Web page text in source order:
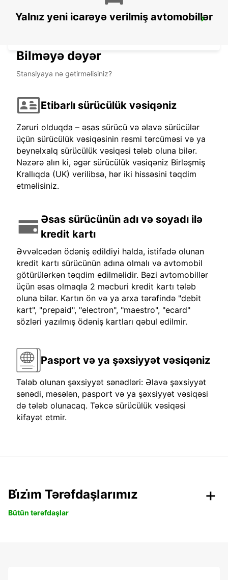
MELBOURNE BLACKBURN
Yalnız yeni icarəyə verilmiş avtomobillər
Bilməyə dəyər
Stansiyaya nə gətirməlisiniz?
Etibarlı sürücülük vəsiqəniz
Zəruri olduqda – əsas sürücü və əlavə sürücülər
üçün sürücülük vəsiqəsinin rəsmi tərcüməsi və ya
beynəlxalq sürücülük vəsiqəsi tələb oluna bilər.
Nəzərə alın ki, əgər sürücülük vəsiqəniz Birləşmiş
Krallıqda (UK) verilibsə, hər iki hissəsini təqdim
etməlisiniz.
Əsas sürücünün adı və soyadı ilə
kredit kartı
Əvvəlcədən ödəniş edildiyi halda, istifadə olunan
kredit kartı sürücünün adına olmalı və avtomobil
götürülərkən təqdim edilməlidir. Bəzi avtomobillər
üçün əsas olmaqla 2 məcburi kredit kartı tələb
oluna bilər. Kartın ön və ya arxa tərəfində "debit
kart", "prepaid", "electron", "maestro", "ecard"
sözləri yazılmış ödəniş kartları qəbul edilmir.
Pasport və ya şəxsiyyət vəsiqəniz
Tələb olunan şəxsiyyət sənədləri: Əlavə şəxsiyyət
sənədi, məsələn, pasport və ya şəxsiyyət vəsiqəsi
də tələb olunacaq. Təkcə sürücülük vəsiqəsi
kifayət etmir.
Bi̇zi̇m Tərəfdaşlarımız
Bütün tərəfdaşlar